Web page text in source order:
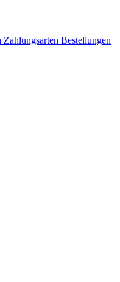
Zahlungsarten Bestellungen